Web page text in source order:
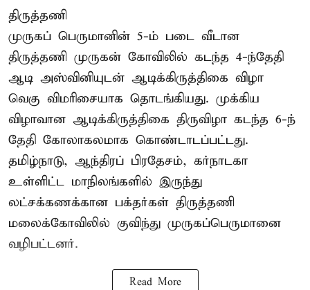
திருத்தணி
முருகப் பெருமானின் 5-ம் படை வீடான
திருத்தணி முருகன் கோவிலில் கடந்த 4-ந்தேதி
ஆடி அஸ்வினியுடன் ஆடிக்கிருத்திகை விழா
வெகு விமரிசையாக தொடங்கியது. முக்கிய
விழாவான ஆடிக்கிருத்திகை திருவிழா கடந்த 6-ந்
தேதி கோலாகலமாக கொண்டாடப்பட்டது.
தமிழ்நாடு, ஆந்திரப் பிரதேசம், கர்நாடகா
உள்ளிட்ட மாநிலங்களில் இருந்து
லட்சக்கணக்கான பக்தர்கள் திருத்தணி
மலைக்கோவிலில் குவிந்து முருகப்பெருமானை
வழிபட்டனர்.
Read More